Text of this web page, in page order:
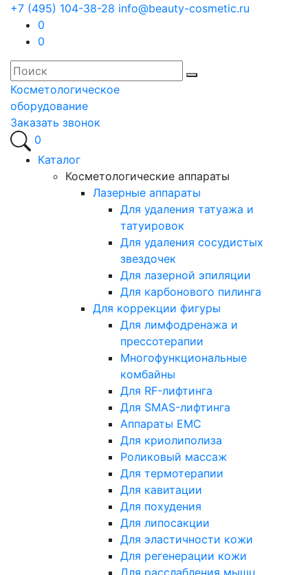
+7 (495) 104-38-28 info@beauty-cosmetic.ru
0
0
Косметологическое
оборудование
Заказать звонок
0
Каталог
Косметологические аппараты
Лазерные аппараты
Для удаления татуажа и
татуировок
Для удаления сосудистых
звездочек
Для лазерной эпиляции
Для карбонового пилинга
Для коррекции фигуры
Для лимфодренажа и
прессотерапии
Многофункциональные
комбайны
Для RF-лифтинга
Для SMAS-лифтинга
Аппараты EMC
Для криолиполиза
Роликовый массаж
Для термотерапии
Для кавитации
Для похудения
Для липосакции
Для эластичности кожи
Для регенерации кожи
Для расслабления мышц